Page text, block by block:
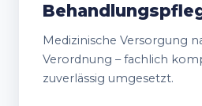
Medizinische Versorgung
Verordnung – fachlich
zuverlässig umgesetzt.